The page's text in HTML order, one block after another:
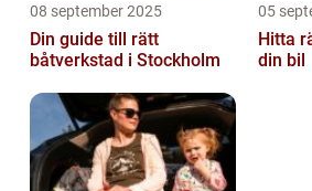
08 september 2025
Din guide till rätt
båtverkstad i Stockholm
05
Hitta
din bil